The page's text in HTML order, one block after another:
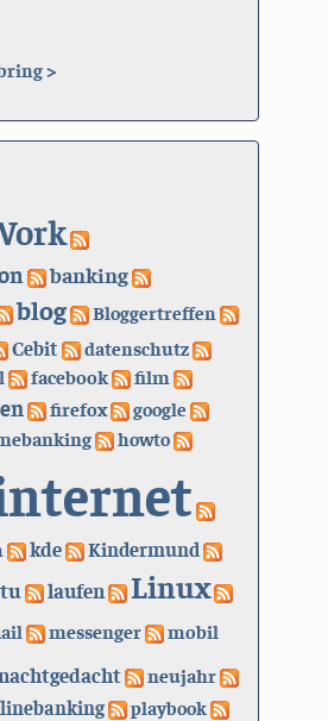
>
banking
blog Bloggertreffen
Cebit datenschutz
facebook film
firefox
google
howto
kde Kindermund
laufen Linux
messenger mobil
neujahr
playbook